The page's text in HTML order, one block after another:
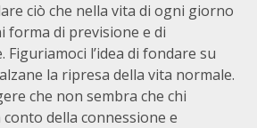
ciò che nella vita di ogni giorno
forma di previsione e di
l’idea di fondare su
la ripresa della vita normale.
che non sembra che chi
della connessione e